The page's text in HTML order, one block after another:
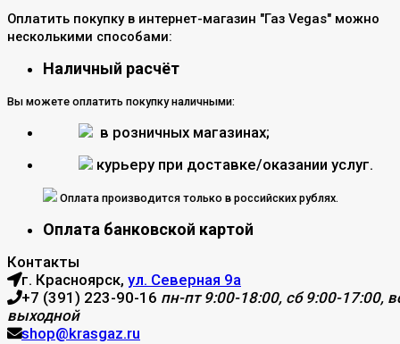
Оплатить покупку в интернет-магазин "Газ Vegas" можно
несколькими способами:
Наличный расчёт
Вы можете оплатить покупку наличными:
в розничных магазинах;
курьеру при доставке/оказании услуг.
Оплата производится только в российских рублях.
Оплата банковской картой
Контакты
г. Красноярск, ул. Северная 9а
+7 (391) 223-90-16 пн-пт 9:00-18:00, сб 9:00-17:00,
выходной
shop@krasgaz.ru